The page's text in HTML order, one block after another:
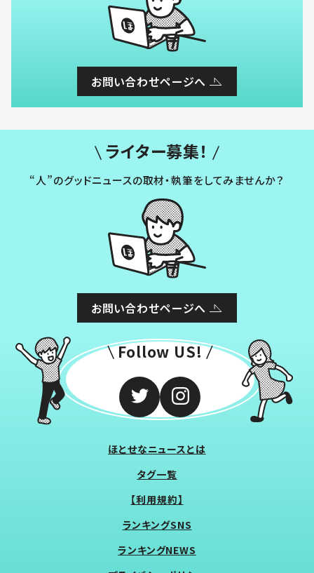
お問い合わせページへ
ライター募集！
“人”のグッドニュースの取材・執筆をしてみませんか？
お問い合わせページへ
Follow US!
ほとせなニュースとは
タグ一覧
【利用規約】
ランキングSNS
ランキングNEWS